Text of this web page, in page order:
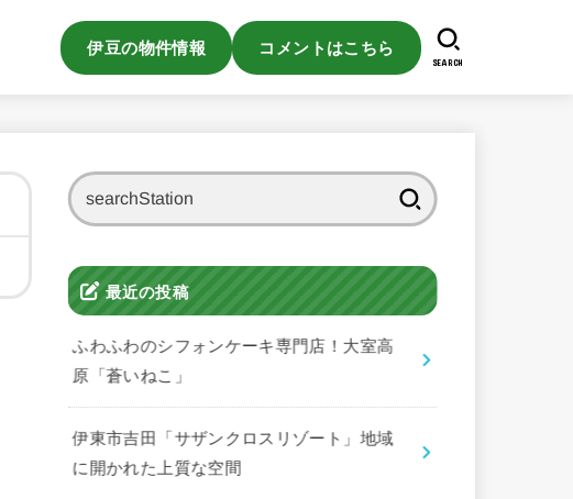
伊豆の物件情報 コメントはこちら
SEARCH
最近の投稿
ふわふわのシフォンケーキ専門店！大室高
原「蒼いねこ」
伊東市吉田「サザンクロスリゾート」地域
に開かれた上質な空間